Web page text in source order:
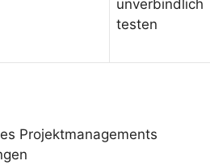
unverbindlich
testen
Projektmanagements